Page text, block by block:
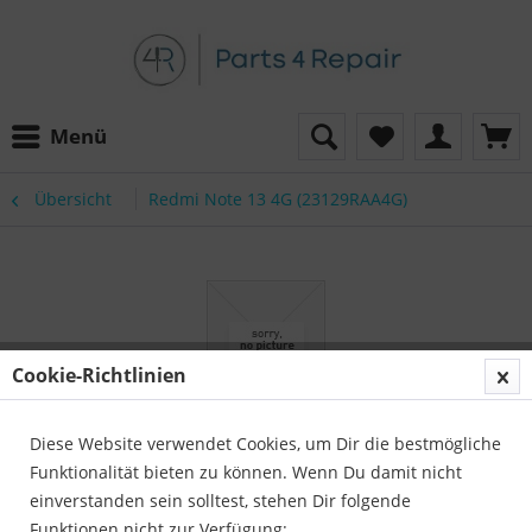
Menü
Übersicht Redmi Note 13 4G (23129RAA4G)
Cookie-Richtlinien
Diese Website verwendet Cookies, um Dir die bestmögliche
Funktionalität bieten zu können. Wenn Du damit nicht
einverstanden sein solltest, stehen Dir folgende